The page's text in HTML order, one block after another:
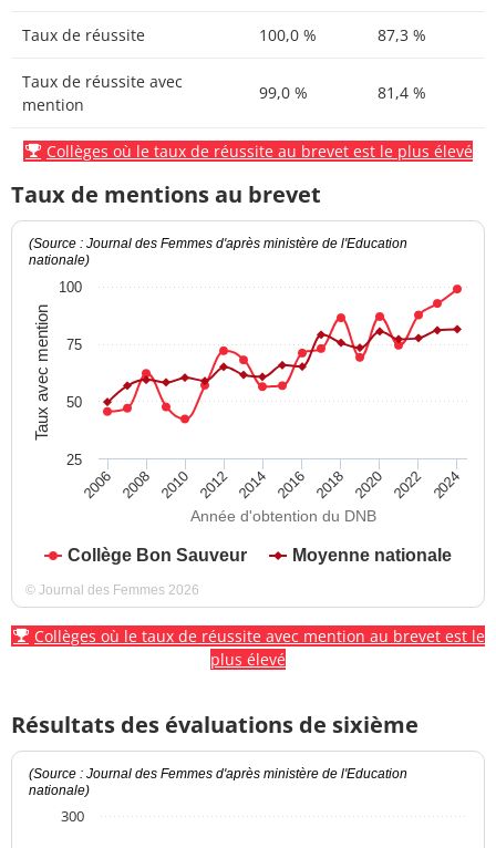
Taux de réussite 100,0 % 87,3 %
Taux de réussite avec
mention
99,0 % 81,4 %
Collèges où le taux de réussite au brevet est le plus élevé
Taux de mentions au brevet
Année d'obtention du DNB
Taux avec mention
(Source : Journal des Femmes d'après ministère de l'Education
nationale)
Collège Bon Sauveur Moyenne nationale
2006 2008 2010 2012 2014 2016 2018 2020 2022 2024
25
50
75
100
© Journal des Femmes 2026
Collèges où le taux de réussite avec mention au brevet est le
plus élevé
Résultats des évaluations de sixième
(Source : Journal des Femmes d'après ministère de l'Education
nationale)
300